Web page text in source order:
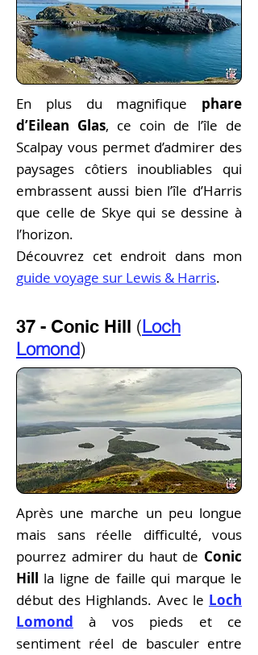
En plus du magnifique phare
d’Eilean Glas, ce coin de l’île de
Scalpay vous permet d’admirer des
paysages côtiers inoubliables qui
embrassent aussi bien l’île d’Harris
que celle de Skye qui se dessine à
l’horizon.
Découvrez cet endroit dans mon
guide voyage sur Lewis & Harris.
37 - Conic Hill (Loch
Lomond)
Après une marche un peu longue
mais sans réelle difficulté, vous
pourrez admirer du haut de Conic
Hill la ligne de faille qui marque le
début des Highlands. Avec le Loch
Lomond à vos pieds et ce
sentiment réel de basculer entre